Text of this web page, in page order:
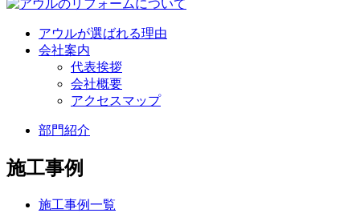
アウルが選ばれる理由
会社案内
代表挨拶
会社概要
アクセスマップ
部門紹介
施工事例
施工事例一覧